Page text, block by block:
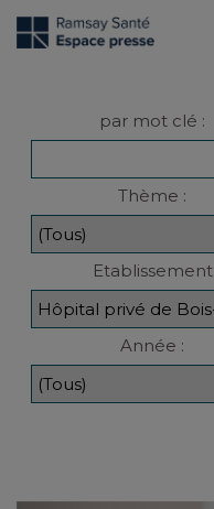
par mot clé :
Thème :
Etablissement
Année :